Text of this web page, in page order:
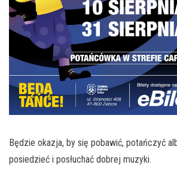
Będzie okazja, by się pobawić, potańczyć
posiedzieć i posłuchać dobrej muzyki.